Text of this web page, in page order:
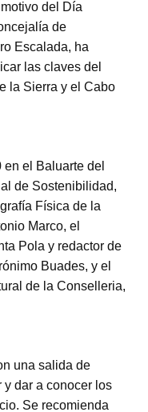
del Día
de
Escalada, ha
las claves del
la Sierra y el Cabo
el Baluarte del
de Sostenibilidad,
Física de la
Marco, el
Pola y redactor de
Buades, y el
de la Conselleria,
una salida de
y dar a conocer los
Se recomienda